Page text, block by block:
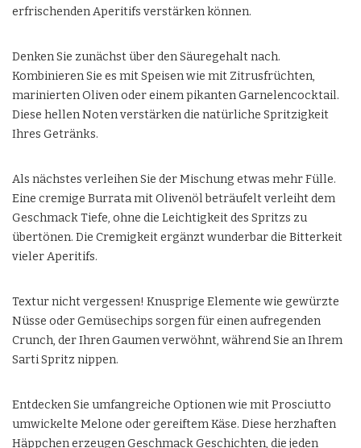
erfrischenden Aperitifs verstärken können.
Denken Sie zunächst über den Säuregehalt nach.
Kombinieren Sie es mit Speisen wie mit Zitrusfrüchten,
marinierten Oliven oder einem pikanten Garnelencocktail.
Diese hellen Noten verstärken die natürliche Spritzigkeit
Ihres Getränks.
Als nächstes verleihen Sie der Mischung etwas mehr Fülle.
Eine cremige Burrata mit Olivenöl beträufelt verleiht dem
Geschmack Tiefe, ohne die Leichtigkeit des Spritzs zu
übertönen. Die Cremigkeit ergänzt wunderbar die Bitterkeit
vieler Aperitifs.
Textur nicht vergessen! Knusprige Elemente wie gewürzte
Nüsse oder Gemüsechips sorgen für einen aufregenden
Crunch, der Ihren Gaumen verwöhnt, während Sie an Ihrem
Sarti Spritz nippen.
Entdecken Sie umfangreiche Optionen wie mit Prosciutto
umwickelte Melone oder gereiftem Käse. Diese herzhaften
Häppchen erzeugen Geschmack Geschichten, die jeden